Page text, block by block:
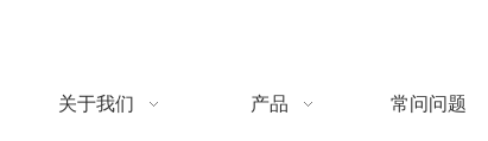
关于我们 产品 常问问题